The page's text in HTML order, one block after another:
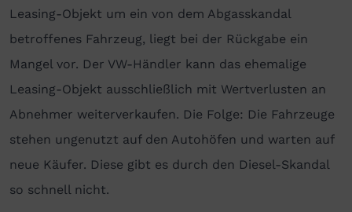
Leasing-Objekt um ein von dem Abgasskandal
betroffenes Fahrzeug, liegt bei der Rückgabe ein
Mangel vor. Der VW-Händler kann das ehemalige
Leasing-Objekt ausschließlich mit Wertverlusten an
Abnehmer weiterverkaufen. Die Folge: Die Fahrzeuge
stehen ungenutzt auf den Autohöfen und warten auf
neue Käufer. Diese gibt es durch den Diesel-Skandal
so schnell nicht.